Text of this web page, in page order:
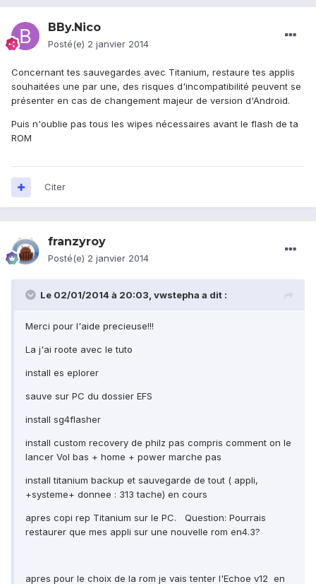
BBy.Nico
Posté(e) 2 janvier 2014
Concernant tes sauvegardes avec Titanium, restaure tes applis
souhaitées une par une, des risques d'incompatibilité peuvent se
présenter en cas de changement majeur de version d'Android.
Puis n'oublie pas tous les wipes nécessaires avant le flash de ta
ROM
Citer
franzyroy
Posté(e) 2 janvier 2014
Le 02/01/2014 à 20:03, vwstepha a dit :
Merci pour l'aide precieuse!!!
La j'ai roote avec le tuto
install es eplorer
sauve sur PC du dossier EFS
install sg4flasher
install custom recovery de philz pas compris comment on le
lancer Vol bas + home + power marche pas
install titanium backup et sauvegarde de tout ( appli,
+systeme+ donnee : 313 tache) en cours
apres copi rep Titanium sur le PC. Question: Pourrais
restaurer que mes appli sur une nouvelle rom en4.3?
apres pour le choix de la rom je vais tenter l'Echoe v12 en